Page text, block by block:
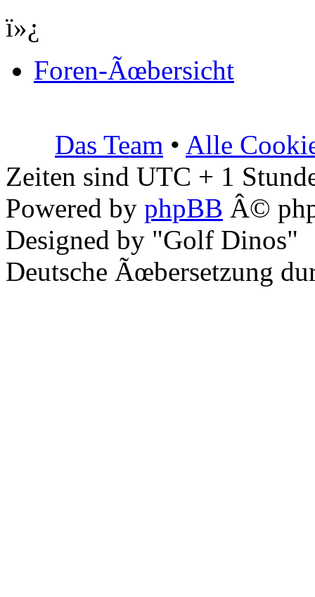
ï»¿
Foren-Ãœbersicht
Das Team • Alle
Zeiten sind UTC + 1
Powered by phpBB Â©
Designed by "Golf Dinos"
Deutsche Ãœbersetzung